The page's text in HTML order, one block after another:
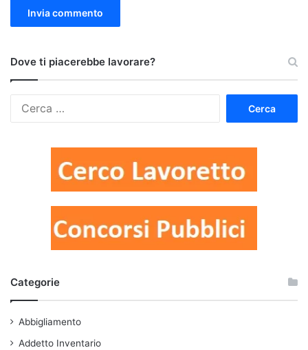
Dove ti piacerebbe lavorare?
Categorie
Abbigliamento
Addetto Inventario